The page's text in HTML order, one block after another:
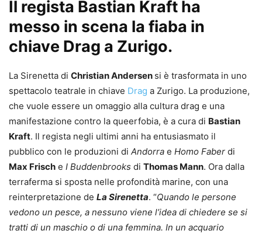
Il regista Bastian Kraft ha
messo in scena la fiaba in
chiave Drag a Zurigo.
La Sirenetta di Christian Andersen si è trasformata in uno
spettacolo teatrale in chiave Drag a Zurigo. La produzione,
che vuole essere un omaggio alla cultura drag e una
manifestazione contro la queerfobia, è a cura di Bastian
Kraft. Il regista negli ultimi anni ha entusiasmato il
pubblico con le produzioni di Andorra e Homo Faber di
Max Frisch e I Buddenbrooks di Thomas Mann. Ora dalla
terraferma si sposta nelle profondità marine, con una
reinterpretazione de La Sirenetta. “Quando le persone
vedono un pesce, a nessuno viene l’idea di chiedere se si
tratti di un maschio o di una femmina. In un acquario